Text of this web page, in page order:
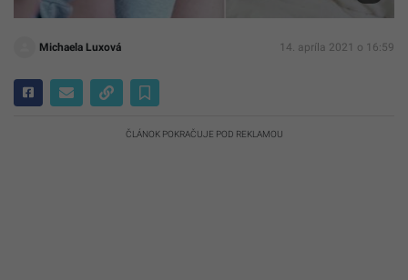
Michaela Luxová 14. apríla 2021 o 16:59
ČLÁNOK POKRAČUJE POD REKLAMOU